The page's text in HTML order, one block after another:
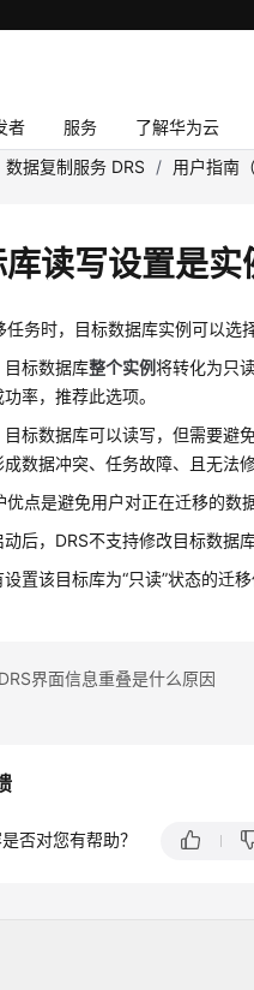
者 服务 了解华为云
数据复制服务 DRS / 用户指南
库读写设置是
任务时，目标数据库实例可以选
目标数据库整个实例将转化为只
率，推荐此选项。
目标数据库可以读写，但需要避
成数据冲突、任务故障、且无法
优点是避免用户对正在迁移的数
后，DRS不支持修改目标数据库
置该目标库为“只读”状态的迁
界面信息重叠是什么原因
否对您有帮助？